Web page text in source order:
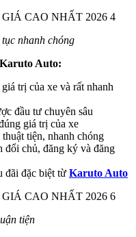
nhanh chóng
Auto:
trị của xe và rất nhanh
đầu tư chuyên sâu
giá trị của xe
tiện, nhanh chóng
đổi chủ, đăng ký và đăng
đãi đặc biệt từ Karuto Auto
tiện